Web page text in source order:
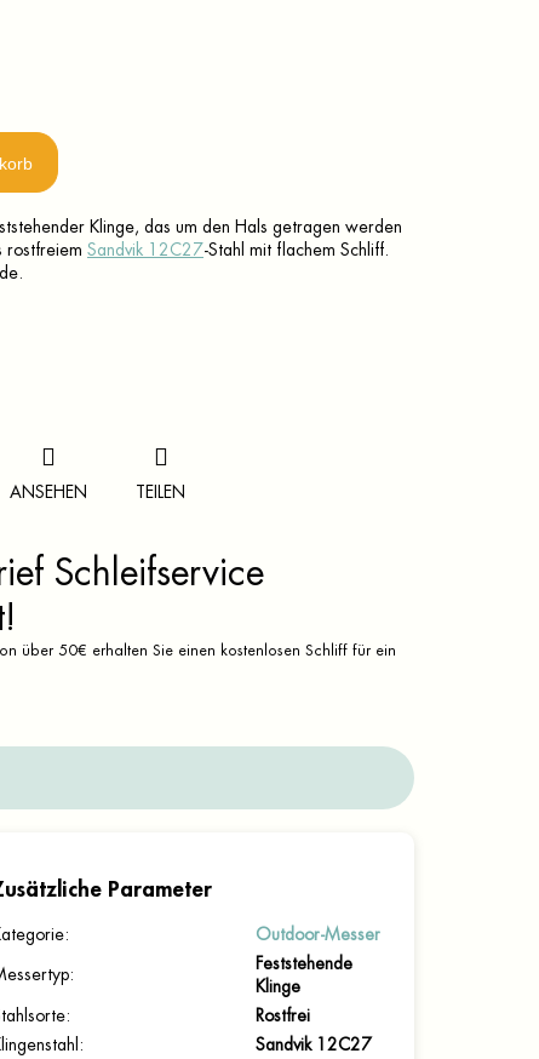
Klinge, das um den Hals getragen werden
rostfreiem Sandvik 12C27-Stahl mit flachem Schliff.
ANSEHEN TEILEN
Schleifservice
über 50€ erhalten Sie einen kostenlosen Schliff für ein
Parameter
: Outdoor-Messer
:
Feststehende
Klinge
:
Rostfrei
:
Sandvik 12C27